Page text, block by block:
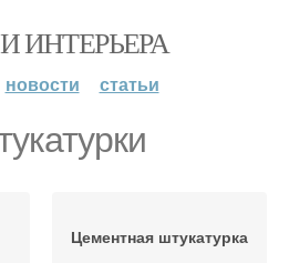
ИНТЕРЬЕРА
новости статьи
Цементная штукатурка